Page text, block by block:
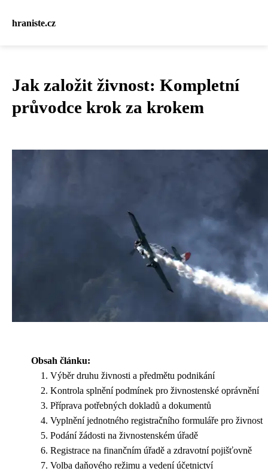
hraniste.cz
Jak založit živnost: Kompletní
průvodce krok za krokem
Obsah článku:
Výběr druhu živnosti a předmětu podnikání
Kontrola splnění podmínek pro živnostenské oprávnění
Příprava potřebných dokladů a dokumentů
Vyplnění jednotného registračního formuláře pro živnost
Podání žádosti na živnostenském úřadě
Registrace na finančním úřadě a zdravotní pojišťovně
Volba daňového režimu a vedení účetnictví